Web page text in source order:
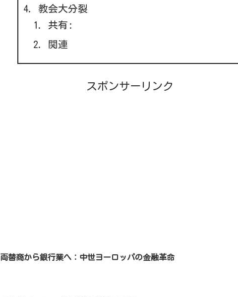
教会大分裂
共有:
関連
スポンサーリンク
両替商から銀行業へ：中世ヨーロッパの金融革命